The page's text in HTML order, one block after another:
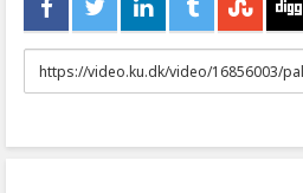
URL
to